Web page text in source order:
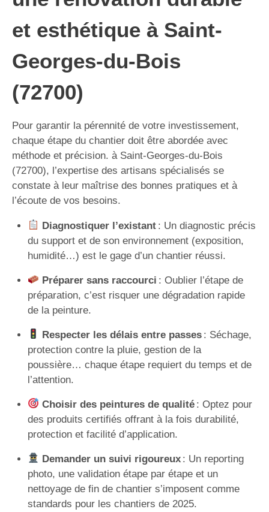
et esthétique à Saint-
Georges-du-Bois
(72700)
Pour garantir la pérennité de votre investissement,
chaque étape du chantier doit être abordée avec
méthode et précision. à Saint-Georges-du-Bois
(72700), l’expertise des artisans spécialisés se
constate à leur maîtrise des bonnes pratiques et à
l’écoute de vos besoins.
Diagnostiquer l’existant: Un diagnostic précis
du support et de son environnement (exposition,
humidité…) est le gage d’un chantier réussi.
Préparer sans raccourci : Oublier l’étape de
préparation, c’est risquer une dégradation rapide
de la peinture.
Respecter les délais entre passes: Séchage,
protection contre la pluie, gestion de la
poussière… chaque étape requiert du temps et de
l’attention.
Choisir des peintures de qualité: Optez pour
des produits certifiés offrant à la fois durabilité,
protection et facilité d’application.
Demander un suivi rigoureux: Un reporting
photo, une validation étape par étape et un
nettoyage de fin de chantier s’imposent comme
standards pour les chantiers de 2025.